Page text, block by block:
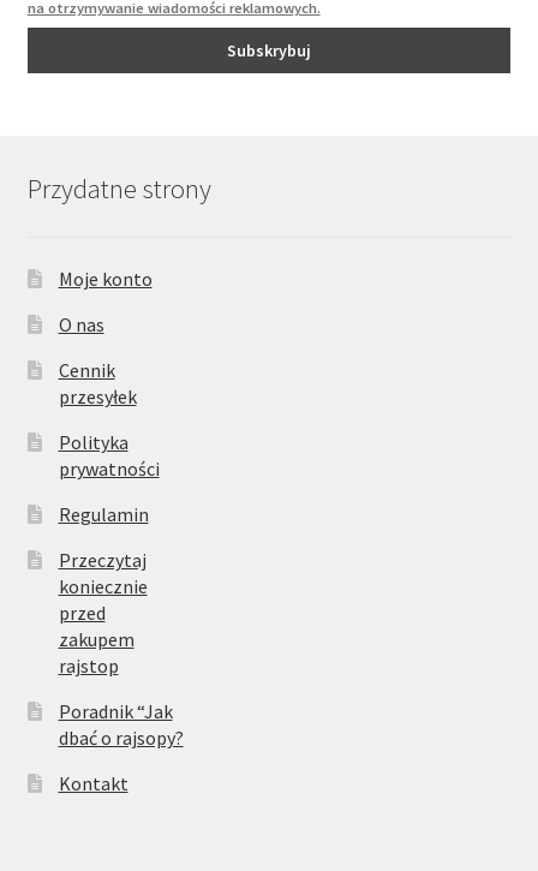
na otrzymywanie wiadomości reklamowych.
Przydatne strony
Moje konto
O nas
Cennik
przesyłek
Polityka
prywatności
Regulamin
Przeczytaj
koniecznie
przed
zakupem
rajstop
Poradnik “Jak
dbać o rajsopy?
Kontakt